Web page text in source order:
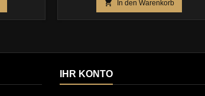
 In den Warenkorb
IHR KONTO